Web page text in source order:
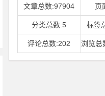
文章总数:97904 页
分类总数:5 标签
评论总数:202